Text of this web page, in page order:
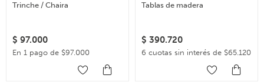
Trinche / Chaira
$ 97.000
En 1 pago de $97.000
Tablas de madera
$ 390.720
6 cuotas sin interés de $65.120